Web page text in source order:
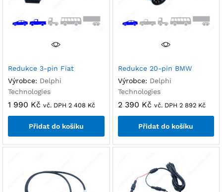
Redukce 3-pin Fiat
Výrobce: Delphi
Technologies
1 990 Kč vč. DPH 2 408 Kč
Přidat do košíku
Redukce 20-pin BMW
Výrobce: Delphi
Technologies
2 390 Kč vč. DPH 2 892 Kč
Přidat do košíku